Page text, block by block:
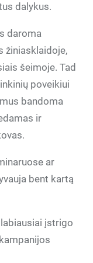
dalykus.
daroma
žiniasklaidoje,
šeimoje. Tad
poveikiui
bandoma
ir
ar
bent kartą
įstrigo